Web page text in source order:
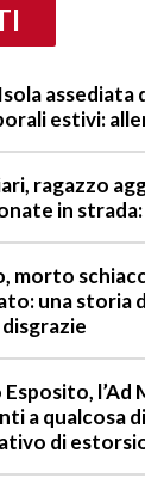
assediata
estivi:
ragazzo
in strada:
morto
una storia
Esposito, l’Ad
a qualcosa
di